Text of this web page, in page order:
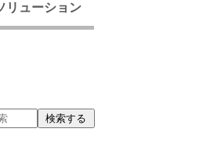
リューション
検索する